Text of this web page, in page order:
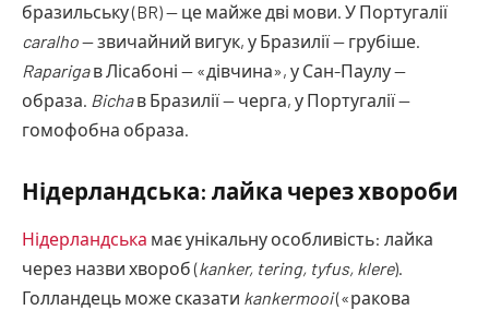
бразильську (BR) — це майже дві мови. У Португалії
caralho— звичайний вигук, у Бразилії — грубіше.
Raparigaв Лісабоні — «дівчина», у Сан-Паулу —
образа. Bichaв Бразилії — черга, у Португалії —
гомофобна образа.
Нідерландська: лайка через хвороби
Нідерландська має унікальну особливість: лайка
через назви хвороб (kanker, tering, tyfus, klere).
Голландець може сказати kankermooi(«ракова